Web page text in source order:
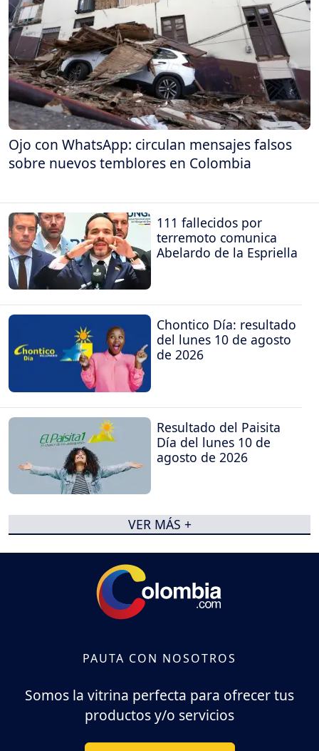
Ojo con WhatsApp: circulan mensajes falsos
sobre nuevos temblores en Colombia
111 fallecidos por
terremoto comunica
Abelardo de la Espriella
Chontico Día: resultado
del lunes 10 de agosto
de 2026
Resultado del Paisita
Día del lunes 10 de
agosto de 2026
VER MÁS +
PAUTA CON NOSOTROS
Somos la vitrina perfecta para ofrecer tus
productos y/o servicios